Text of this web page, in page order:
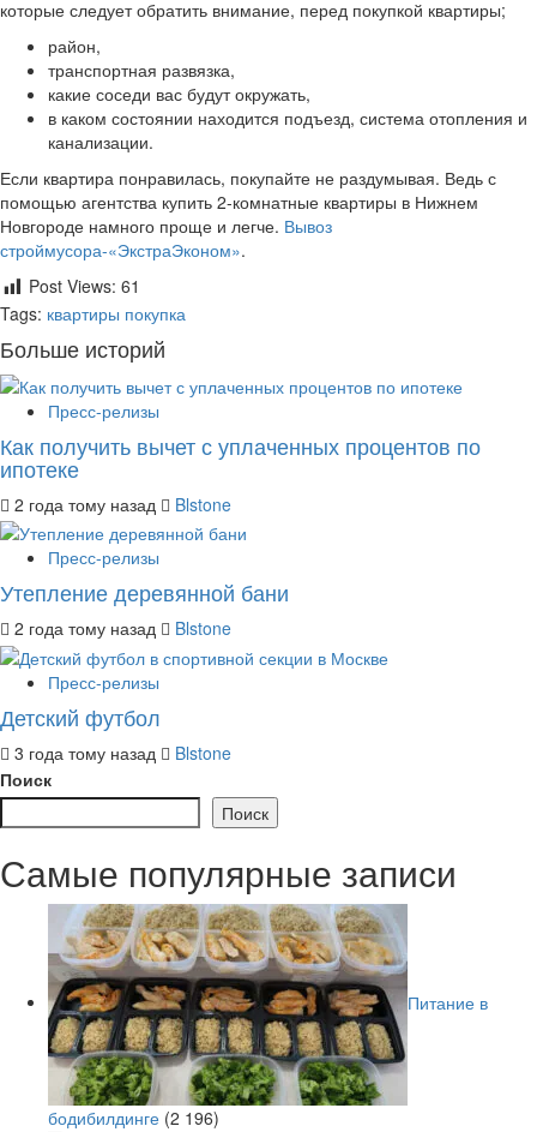
которые следует обратить внимание, перед покупкой квартиры;
район,
транспортная развязка,
какие соседи вас будут окружать,
в каком состоянии находится подъезд, система отопления и
канализации.
Если квартира понравилась, покупайте не раздумывая. Ведь с
помощью агентства купить 2-комнатные квартиры в Нижнем
Новгороде намного проще и легче. Вывоз
строймусора-«ЭкстраЭконом».
Post Views: 61
Tags: квартиры покупка
Больше историй
Пресс-релизы
Как получить вычет с уплаченных процентов по
ипотеке
2 года тому назад Blstone
Пресс-релизы
Утепление деревянной бани
2 года тому назад Blstone
Пресс-релизы
Детский футбол
3 года тому назад
Blstone
Поиск
Поиск
Самые популярные записи
Питание в
бодибилдинге (2 196)